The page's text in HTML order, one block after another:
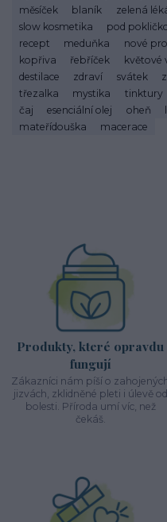
měsíček
blaník zelená
slow kosmetika
pod
recept
meduňka nové
kopřiva
řebříček květové
destilace
zdraví svátek
třezalka
mystika tinktury
čaj
esenciální olej oheň
mateřídouška
macerace
Produkty, které opravdu
fungují
Zákazníci nám píší o
jizvách, zklidněné pleti i úlevě od
bolesti. Příroda umí víc, než
čekáš.